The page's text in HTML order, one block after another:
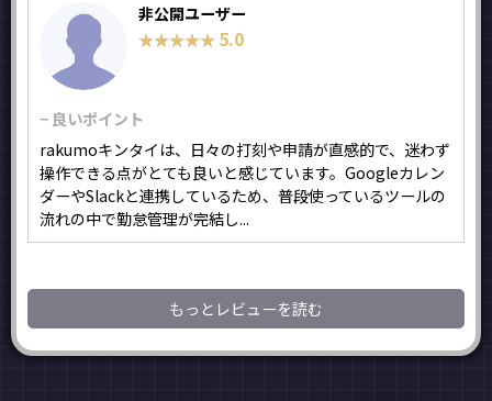
非公開ユーザー
★★★★★
★★★★★ 5.0
− 良いポイント
rakumoキンタイは、日々の打刻や申請が直感的で、迷わず
操作できる点がとても良いと感じています。Googleカレン
ダーやSlackと連携しているため、普段使っているツールの
流れの中で勤怠管理が完結し...
もっとレビューを読む